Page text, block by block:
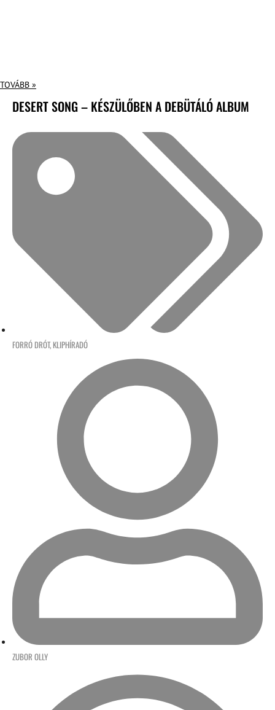
TOVÁBB »
DESERT SONG – KÉSZÜLŐBEN A DEBÜTÁLÓ ALBUM
FORRÓ DRÓT, KLIPHÍRADÓ
ZUBOR OLLY